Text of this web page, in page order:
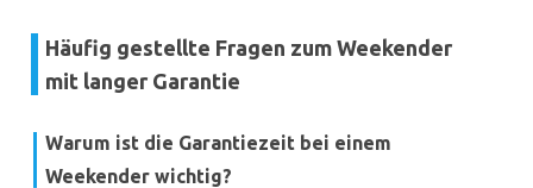
Häufig gestellte Fragen zum Weekender
mit langer Garantie
Warum ist die Garantiezeit bei einem
Weekender wichtig?